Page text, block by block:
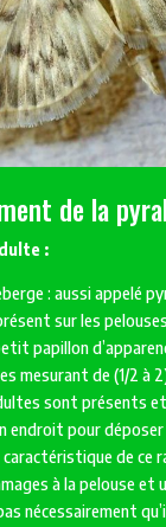
de la
:
: aussi appelé
sur les
papillon
mesurant de (1/2 à
sont présents
endroit pour
de ce
à la pelouse
nécessairement